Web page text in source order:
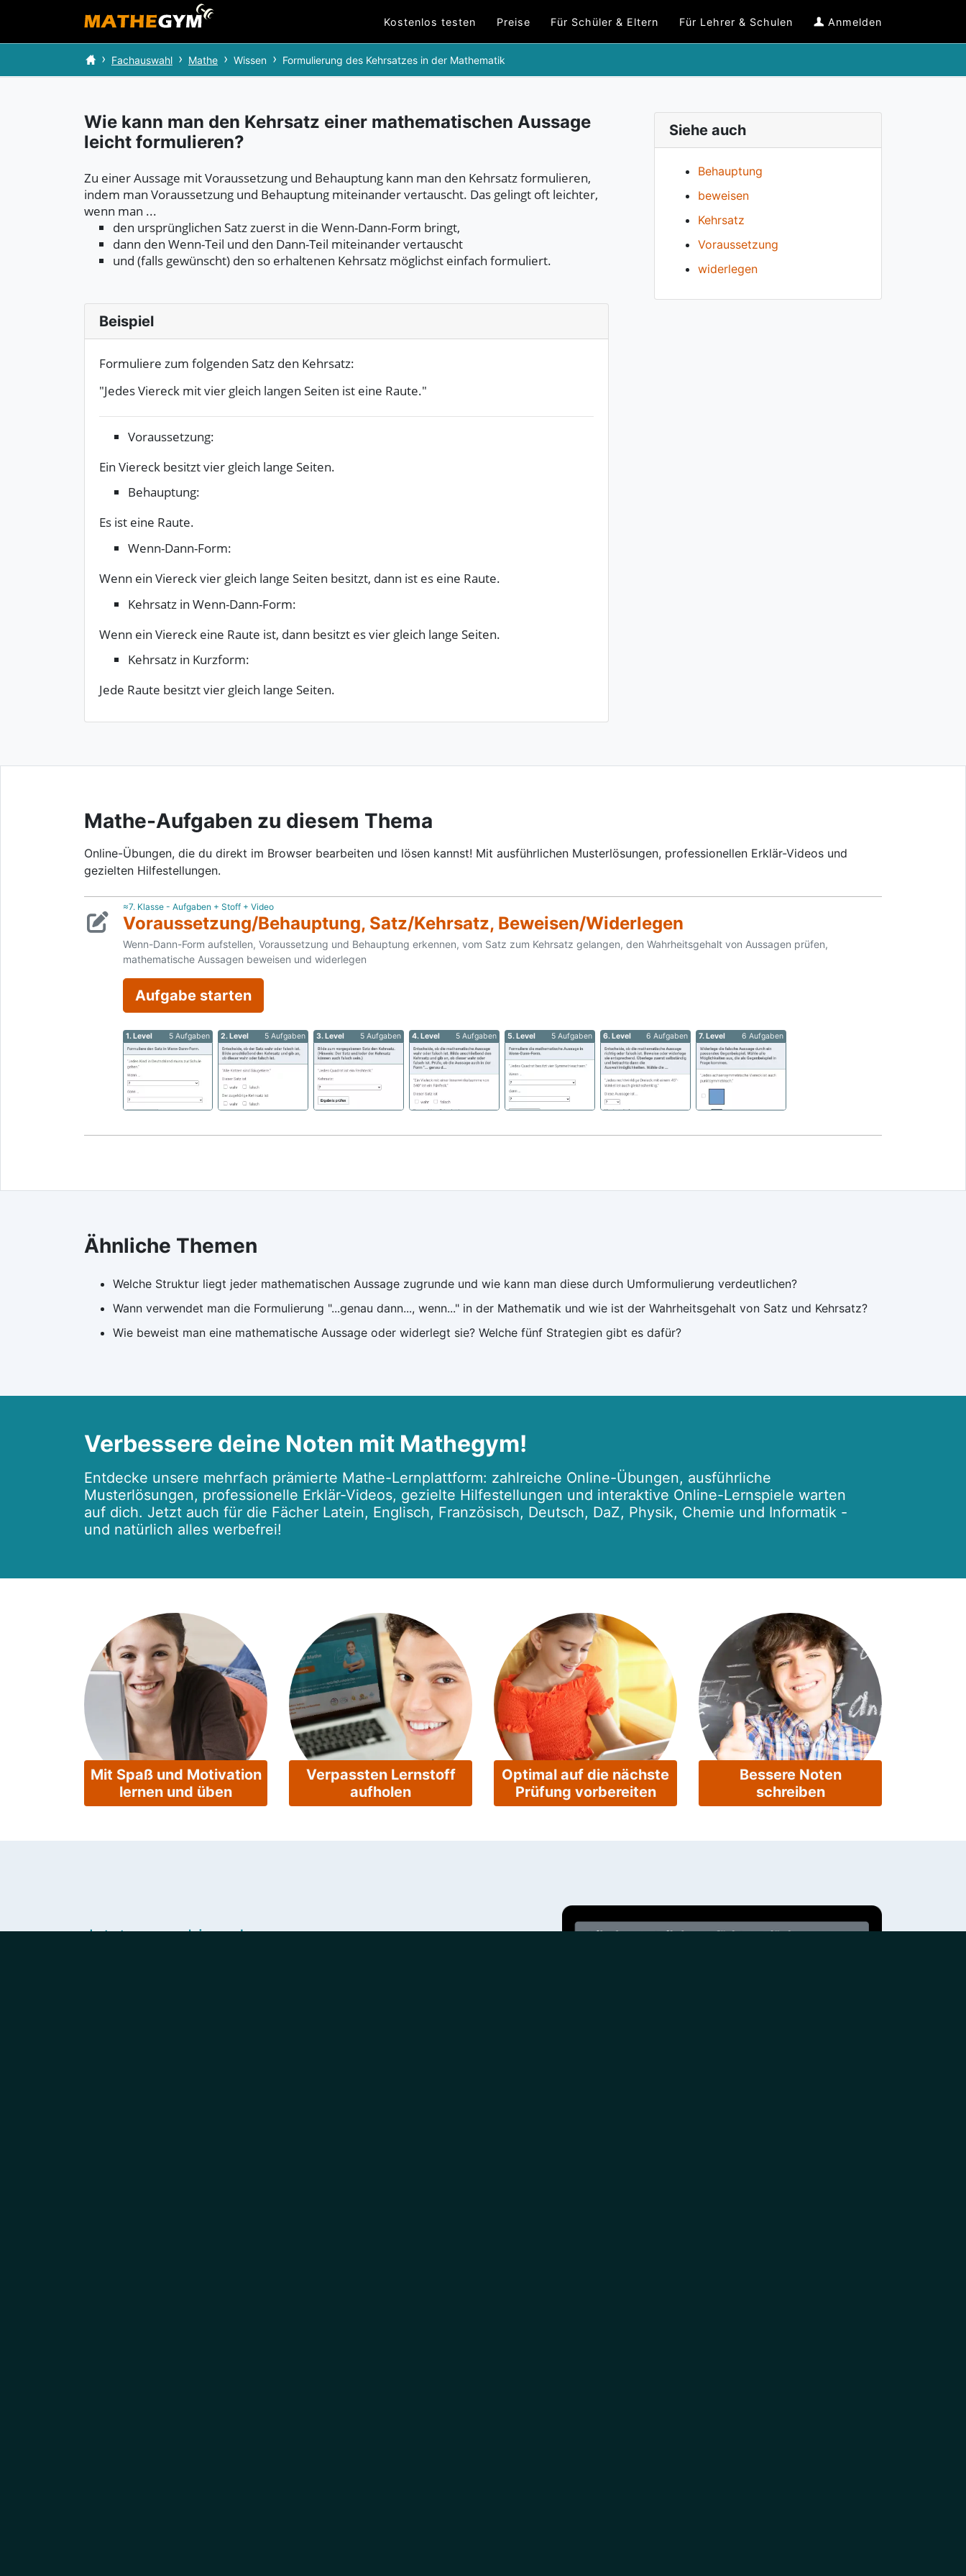
Kostenlos testen Preise Für Schüler & Eltern Für Lehrer & Schulen Anmelden
Fachauswahl Mathe Wissen Formulierung des Kehrsatzes in der Mathematik
Wie kann man den Kehrsatz einer mathematischen Aussage
leicht formulieren?
Zu einer Aussage mit Voraussetzung und Behauptung kann man den Kehrsatz formulieren,
indem man Voraussetzung und Behauptung miteinander vertauscht. Das gelingt oft leichter,
wenn man ...
den ursprünglichen Satz zuerst in die Wenn-Dann-Form bringt,
dann den Wenn-Teil und den Dann-Teil miteinander vertauscht
und (falls gewünscht) den so erhaltenen Kehrsatz möglichst einfach formuliert.
Beispiel
Formuliere zum folgenden Satz den Kehrsatz:
"Jedes Viereck mit vier gleich langen Seiten ist eine Raute."
Voraussetzung:
Ein Viereck besitzt vier gleich lange Seiten.
Behauptung:
Es ist eine Raute.
Wenn-Dann-Form:
Wenn ein Viereck vier gleich lange Seiten besitzt, dann ist es eine Raute.
Kehrsatz in Wenn-Dann-Form:
Wenn ein Viereck eine Raute ist, dann besitzt es vier gleich lange Seiten.
Kehrsatz in Kurzform:
Jede Raute besitzt vier gleich lange Seiten.
Siehe auch
Behauptung
beweisen
Kehrsatz
Voraussetzung
widerlegen
Mathe-Aufgaben zu diesem Thema
Online-Übungen, die du direkt im Browser bearbeiten und lösen kannst! Mit ausführlichen Musterlösungen, professionellen Erklär-Videos und
gezielten Hilfestellungen.
≈7. Klasse - Aufgaben + Stoff + Video
Voraussetzung/­Behauptung, Satz/­Kehrsatz, Beweisen/­Widerlegen
Wenn-Dann-Form aufstellen, Voraussetzung und Behauptung erkennen, vom Satz zum Kehrsatz gelangen, den Wahrheitsgehalt von Aussagen prüfen,
mathematische Aussagen beweisen und widerlegen
Aufgabe starten
1. Level 5 Aufgaben 2. Level 5 Aufgaben 3. Level 5 Aufgaben 4. Level 5 Aufgaben 5. Level 5 Aufgaben 6. Level 6 Aufgaben 7. Level 6 Aufgaben
Ähnliche Themen
Welche Struktur liegt jeder mathematischen Aussage zugrunde und wie kann man diese durch Umformulierung verdeutlichen?
Wann verwendet man die Formulierung "...genau dann..., wenn..." in der Mathematik und wie ist der Wahrheitsgehalt von Satz und Kehrsatz?
Wie beweist man eine mathematische Aussage oder widerlegt sie? Welche fünf Strategien gibt es dafür?
Verbessere deine Noten mit Mathegym!
Entdecke unsere mehrfach prämierte Mathe-Lernplattform: zahlreiche Online-Übungen, ausführliche
Musterlösungen, professionelle Erklär-Videos, gezielte Hilfestellungen und interaktive Online-Lernspiele warten
auf dich. Jetzt auch für die Fächer Latein, Englisch, Französisch, Deutsch, DaZ, Physik, Chemie und Informatik -
und natürlich alles werbefrei!
Mit Spaß und Motivation
lernen und üben
Verpassten Lernstoff
aufholen
Optimal auf die nächste
Prüfung vorbereiten
Bessere Noten
schreiben
Jetzt ausprobieren!